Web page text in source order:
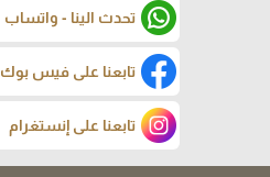
تحدث الينا - واتساب
تابعنا على فيس بوك
تابعنا على إنستغرام